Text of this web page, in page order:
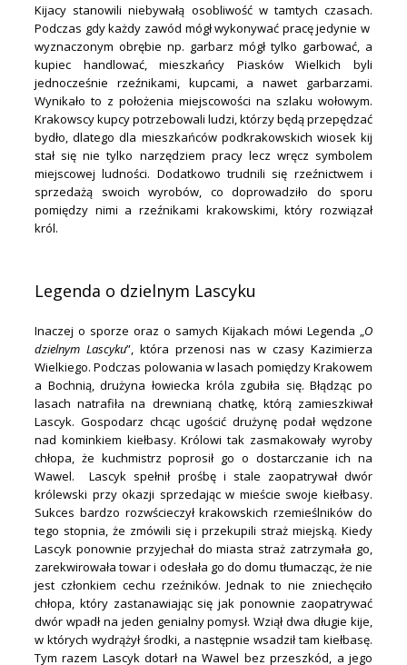
Kijacy stanowili niebywałą osobliwość w tamtych czasach.
Podczas gdy każdy zawód mógł wykonywać pracę jedynie w
wyznaczonym obrębie np. garbarz mógł tylko garbować, a
kupiec handlować, mieszkańcy Piasków Wielkich byli
jednocześnie rzeźnikami, kupcami, a nawet garbarzami.
Wynikało to z położenia miejscowości na szlaku wołowym.
Krakowscy kupcy potrzebowali ludzi, którzy będą przepędzać
bydło, dlatego dla mieszkańców podkrakowskich wiosek kij
stał się nie tylko narzędziem pracy lecz wręcz symbolem
miejscowej ludności. Dodatkowo trudnili się rzeźnictwem i
sprzedażą swoich wyrobów, co doprowadziło do sporu
pomiędzy nimi a rzeźnikami krakowskimi, który rozwiązał
król.
Legenda o dzielnym Lascyku
Inaczej o sporze oraz o samych Kijakach mówi Legenda „ O
dzielnym Lascyku”, która przenosi nas w czasy Kazimierza
Wielkiego. Podczas polowania w lasach pomiędzy Krakowem
a Bochnią, drużyna łowiecka króla zgubiła się. Błądząc po
lasach natrafiła na drewnianą chatkę, którą zamieszkiwał
Lascyk. Gospodarz chcąc ugościć drużynę podał wędzone
nad kominkiem kiełbasy. Królowi tak zasmakowały wyroby
chłopa, że kuchmistrz poprosił go o dostarczanie ich na
Wawel. Lascyk spełnił prośbę i stale zaopatrywał dwór
królewski przy okazji sprzedając w mieście swoje kiełbasy.
Sukces bardzo rozwścieczył krakowskich rzemieślników do
tego stopnia, że zmówili się i przekupili straż miejską. Kiedy
Lascyk ponownie przyjechał do miasta straż zatrzymała go,
zarekwirowała towar i odesłała go do domu tłumacząc, że nie
jest członkiem cechu rzeźników. Jednak to nie zniechęciło
chłopa, który zastanawiając się jak ponownie zaopatrywać
dwór wpadł na jeden genialny pomysł. Wziął dwa długie kije,
w których wydrążył środki, a następnie wsadził tam kiełbasę.
Tym razem Lascyk dotarł na Wawel bez przeszkód, a jego